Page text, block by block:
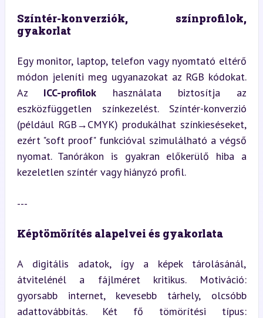
Színtér-konverziók, színprofilok,
gyakorlat
Egy monitor, laptop, telefon vagy nyomtató eltérő
módon jeleníti meg ugyanazokat az RGB kódokat.
Az ICC-profilok használata biztosítja az
eszközfüggetlen színkezelést. Színtér-konverzió
(például RGB→CMYK) produkálhat színkieséseket,
ezért "soft proof" funkcióval szimulálható a végső
nyomat. Tanórákon is gyakran előkerülő hiba a
kezeletlen színtér vagy hiányzó profil.
---
Képtömörítés alapelvei és gyakorlata
A digitális adatok, így a képek tárolásánál,
átvitelénél a fájlméret kritikus. Motiváció:
gyorsabb internet, kevesebb tárhely, olcsóbb
adattovábbítás. Két fő tömörítési típus: